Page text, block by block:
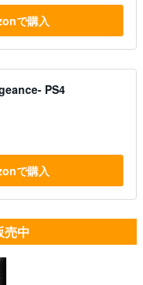
で購入
PS4
で購入
売中